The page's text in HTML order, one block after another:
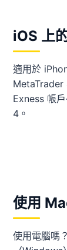
iOS 上
適用於
MetaTrader
Exness 帳
4。
使用
使用電腦嗎